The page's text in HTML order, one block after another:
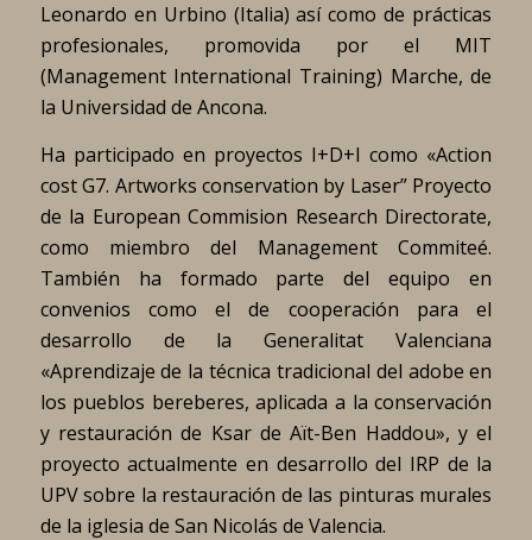
Leonardo en Urbino (Italia) así como de prácticas
profesionales, promovida por el MIT
(Management International Training) Marche, de
la Universidad de Ancona.
Ha participado en proyectos I+D+I como «Action
cost G7. Artworks conservation by Laser” Proyecto
de la European Commision Research Directorate,
como miembro del Management Commiteé.
También ha formado parte del equipo en
convenios como el de cooperación para el
desarrollo de la Generalitat Valenciana
«Aprendizaje de la técnica tradicional del adobe en
los pueblos bereberes, aplicada a la conservación
y restauración de Ksar de Aït-Ben Haddou», y el
proyecto actualmente en desarrollo del IRP de la
UPV sobre la restauración de las pinturas murales
de la iglesia de San Nicolás de Valencia.